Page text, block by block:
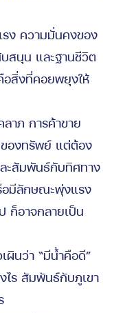
ง ความมั่นคงของ
สนุน และฐานชีวิต
สิ่งที่คอยพยุงให้
ลาภ การค้าขาย
ของทรัพย์ แต่ต้อง
ะสัมพันธ์กับทิศทาง
อมีลักษณะพุ่งแรง
ก็อาจกลายเป็น
ผินว่า “มีน้ำคือดี”
ไร สัมพันธ์กับภูเขา